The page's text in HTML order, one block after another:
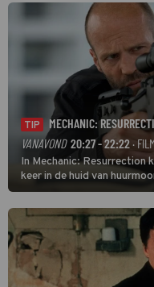
TIP
MECHANIC:
VANAVOND 20:27 - 22:22·
In Mechanic: Resurrection
keer in de huid van
donder op kunt zeggen
veel terechtkomt.